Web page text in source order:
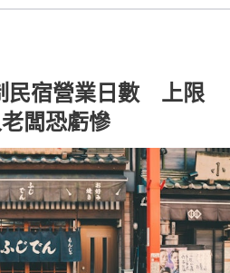
民宿營業日數 上限
闆恐虧慘